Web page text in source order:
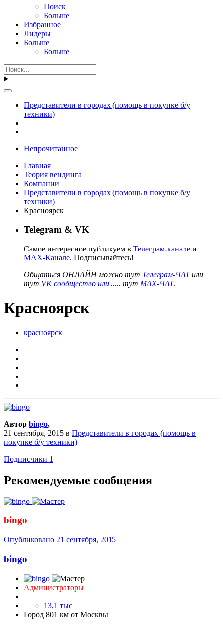
Поиск
Больше
Избранное
Лидеры
Больше
Больше
Представители в городах (помощь в покупке б/у
техники)
Непрочитанное
Главная
Теория вендинга
Компании
Представители в городах (помощь в покупке б/у
техники)
Красноярск
Telegram & VK
Самое интересное публикуем в Телеграм-канале и
MAX-Канале. Подписывайтесь!
Общаться ОНЛАЙН можно тут Телеграм-ЧАТили
тут VK сообщество или ..... тут MAX-ЧАТ.
Красноярск
красноярск
Автор bingo,
21 сентября, 2015 в Представители в городах (помощь в
покупке б/у техники)
Подписчики 1
Рекомендуемые сообщения
bingo
Опубликовано 21 сентября, 2015
bingo
Администраторы
13,1 тыс
Город 801 км от Москвы